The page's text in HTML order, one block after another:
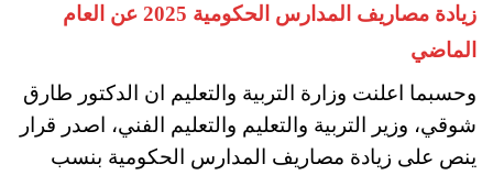
زيادة مصاريف المدارس الحكومية 2025 عن العام
الماضي
وحسبما اعلنت وزارة التربية والتعليم ان الدكتور طارق
شوقي، وزير التربية والتعليم والتعليم الفني، اصدر قرار
ينص على زيادة مصاريف المدارس الحكومية بنسب